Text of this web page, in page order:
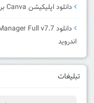
دانلود اپلیکیشن Canva برای اندروید نسخه 2.139.0
اندروید
تبلیغات